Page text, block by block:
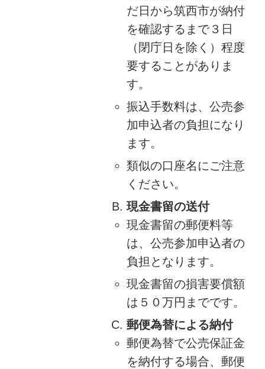
だ日から筑西市が納付
を確認するまで３日
（閉庁日を除く）程度
要することがありま
す。
振込手数料は、公売参
加申込者の負担になり
ます。
類似の口座名にご注意
ください。
現金書留の送付
現金書留の郵便料等
は、公売参加申込者の
負担となります。
現金書留の損害要償額
は５０万円までです。
郵便為替による納付
郵便為替で公売保証金
を納付する場合、郵便